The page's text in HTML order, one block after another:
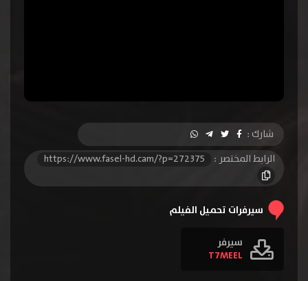
شارك :
الرابط المختصر :
https://www.fasel-hd.cam/?p=272375
سيرفرات تحميل الفيلم
سيرفر
T7MEEL